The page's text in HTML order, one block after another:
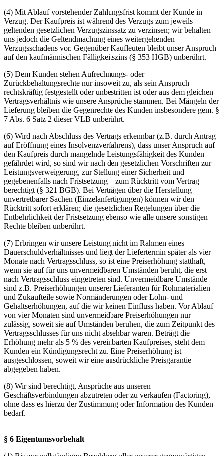
(4) Mit Ablauf vorstehender Zahlungsfrist kommt der Kunde in
Verzug. Der Kaufpreis ist während des Verzugs zum jeweils
geltenden gesetzlichen Verzugszinssatz zu verzinsen; wir behalten
uns jedoch die Geltendmachung eines weitergehenden
Verzugsschadens vor. Gegenüber Kaufleuten bleibt unser Anspruch
auf den kaufmännischen Fälligkeitszins (§ 353 HGB) unberührt.
(5) Dem Kunden stehen Aufrechnungs- oder
Zurückbehaltungsrechte nur insoweit zu, als sein Anspruch
rechtskräftig festgestellt oder unbestritten ist oder aus dem gleichen
Vertragsverhältnis wie unsere Ansprüche stammen. Bei Mängeln der
Lieferung bleiben die Gegenrechte des Kunden insbesondere gem. §
7 Abs. 6 Satz 2 dieser VLB unberührt.
(6) Wird nach Abschluss des Vertrags erkennbar (z.B. durch Antrag
auf Eröffnung eines Insolvenzverfahrens), dass unser Anspruch auf
den Kaufpreis durch mangelnde Leistungsfähigkeit des Kunden
gefährdet wird, so sind wir nach den gesetzlichen Vorschriften zur
Leistungsverweigerung, zur Stellung einer Sicherheit und –
gegebenenfalls nach Fristsetzung – zum Rücktritt vom Vertrag
berechtigt (§ 321 BGB). Bei Verträgen über die Herstellung
unvertretbarer Sachen (Einzelanfertigungen) können wir den
Rücktritt sofort erklären; die gesetzlichen Regelungen über die
Entbehrlichkeit der Fristsetzung ebenso wie alle unsere sonstigen
Rechte bleiben unberührt.
(7) Erbringen wir unsere Leistung nicht im Rahmen eines
Dauerschuldverhältnisses und liegt der Liefertermin später als vier
Monate nach Vertragsschluss, so ist eine Preiserhöhung statthaft,
wenn sie auf für uns unvermeidbaren Umständen beruht, die erst
nach Vertragsschluss eingetreten sind. Unvermeidbare Umstände
sind z.B. Preiserhöhungen unserer Lieferanten für Rohmaterialien
und Zukaufteile sowie Normänderungen oder Lohn- und
Gehaltserhöhungen, auf die wir keinen Einfluss haben. Vor Ablauf
von vier Monaten sind unvermeidbare Preiserhöhungen nur
zulässig, soweit sie auf Umständen beruhen, die zum Zeitpunkt des
Vertragsschlusses für uns nicht absehbar waren. Beträgt die
Erhöhung mehr als 5 % des vereinbarten Kaufpreises, steht dem
Kunden ein Kündigungsrecht zu. Eine Preiserhöhung ist
ausgeschlossen, soweit wir eine ausdrückliche Preisgarantie
abgegeben haben.
(8) Wir sind berechtigt, Ansprüche aus unseren
Geschäftsverbindungen abzutreten oder zu verkaufen (Factoring),
ohne dass es hierzu der Zustimmung oder Information des Kunden
bedarf.
§ 6 Eigentumsvorbehalt